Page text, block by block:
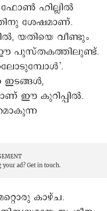
ഹില്ലില്‍
ശേഷമാണ്.
യതിയെ വീണ്ടും
ഈ പുസ്തകത്തിലുണ്ട്.
ഇടങ്ങള്‍,
ഈ കുറിപ്പില്‍.
your ad? Get in touch.
കാഴ്ച.